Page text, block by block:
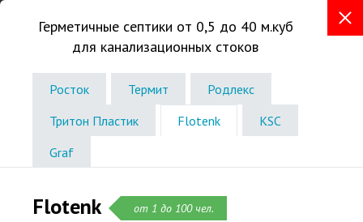
Звоните без выходных
с 8:00 до 19:00
Телефон в Нижнем Новгороде
Герметичные септики от 0,5 до 40 м.куб
для канализационных стоков
Росток Термит
Родлекс
Тритон Пластик
Flotenk
KSC
Graf
Flotenk от 1 до 100 чел.